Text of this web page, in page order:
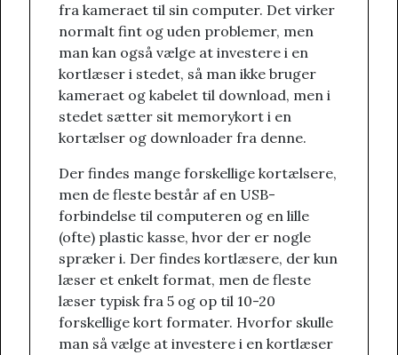
fra kameraet til sin computer. Det virker
normalt fint og uden problemer, men
man kan også vælge at investere i en
kortlæser i stedet, så man ikke bruger
kameraet og kabelet til download, men i
stedet sætter sit memorykort i en
kortælser og downloader fra denne.
Der findes mange forskellige kortælsere,
men de fleste består af en USB-
forbindelse til computeren og en lille
(ofte) plastic kasse, hvor der er nogle
spræker i. Der findes kortlæsere, der kun
læser et enkelt format, men de fleste
læser typisk fra 5 og op til 10-20
forskellige kort formater. Hvorfor skulle
man så vælge at investere i en kortlæser